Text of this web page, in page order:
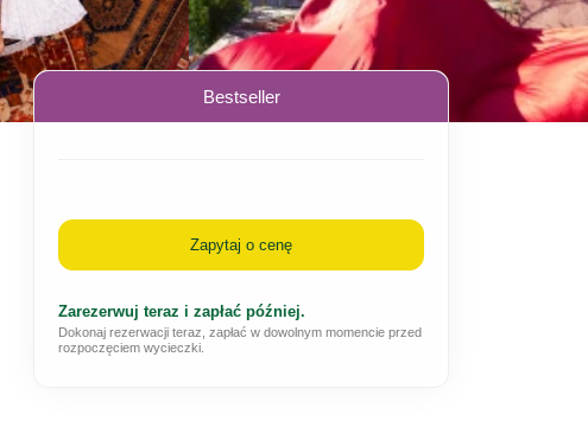
Bestseller
Zapytaj o cenę
Zarezerwuj teraz i zapłać później.
Dokonaj rezerwacji teraz, zapłać w dowolnym momencie przed
rozpoczęciem wycieczki.